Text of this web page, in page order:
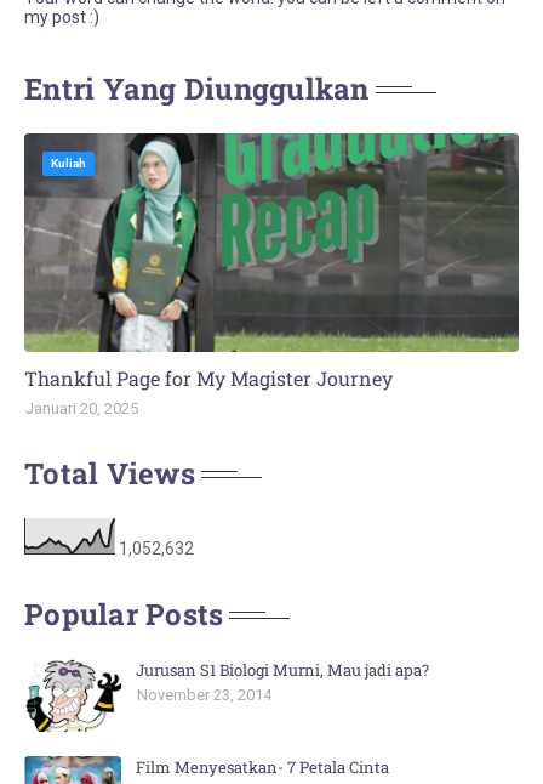
my post :)
Entri Yang Diunggulkan
Kuliah
Thankful Page for My Magister Journey
Januari 20, 2025
Total Views
1,052,632
Popular Posts
Jurusan S1 Biologi Murni, Mau jadi apa?
November 23, 2014
Film Menyesatkan- 7 Petala Cinta